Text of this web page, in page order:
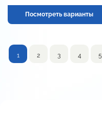
Посмотреть варианты
1 2 3 4 5